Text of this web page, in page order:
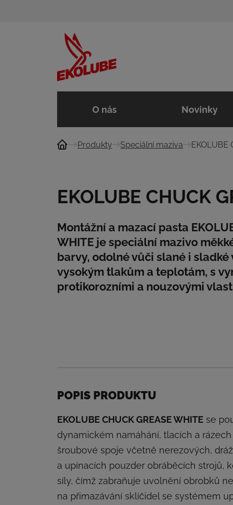
O nás Novinky
Produkty Speciální maziva EKOLUBE
EKOLUBE CHUCK
Montážní a mazací pasta
WHITE je speciální mazivo
barvy, odolné vůči slané i sladké
vysokým tlakům a teplotám, s
protikorozními a nouzovými
POPIS PRODUKTU
EKOLUBE CHUCK GREASE WHITE se
dynamickém namáhání, tlacích a
šroubové spoje včetně nerezových,
a upínacích pouzder obráběcích strojů,
síly, čímž zabraňuje uvolnění obrobků
na přimazávání sklíčidel se systémem